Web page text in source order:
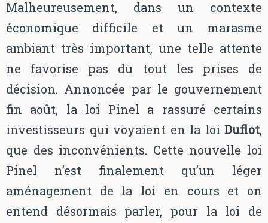
Malheureusement, dans un contexte
économique difficile et un marasme
ambiant très important, une telle attente
ne favorise pas du tout les prises de
décision. Annoncée par le gouvernement
fin août, la loi Pinel a rassuré certains
investisseurs qui voyaient en la loi Duflot,
que des inconvénients. Cette nouvelle loi
Pinel n’est finalement qu’un léger
aménagement de la loi en cours et on
entend désormais parler, pour la loi de